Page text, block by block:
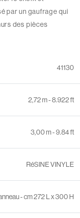
par un gaufrage qui
des pièces
41130
2,72 m - 8.922 ft
3,00 m - 9.84 ft
RéSINE VINYLE
- cm 272 L x 300 H